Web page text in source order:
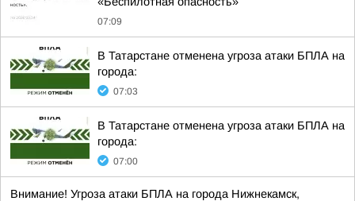
07:09
В Татарстане отменена угроза атаки БПЛА на
города:
07:03
В Татарстане отменена угроза атаки БПЛА на
города:
07:00
Внимание! Угроза атаки БПЛА на города Нижнекамск,